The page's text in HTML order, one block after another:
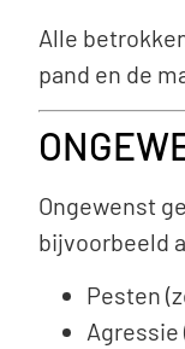
Alle
pand en de
Ongewenst
bijvoorbeeld
Pesten
Agressie